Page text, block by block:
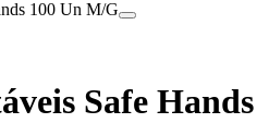
Safe Hands